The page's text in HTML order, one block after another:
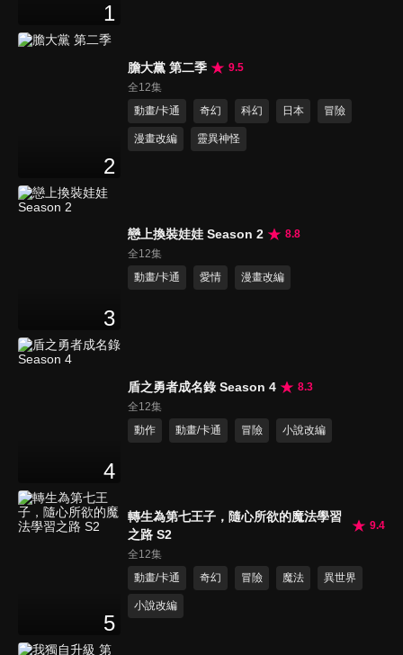
1
2
膽大黨 第二季
9.5
全12集
動畫/卡通
奇幻 科幻 日本 冒險
漫畫改編 靈異神怪
3
戀上換裝娃娃 Season 2
8.8
全12集
動畫/卡通
愛情 漫畫改編
4
盾之勇者成名錄 Season 4
8.3
全12集
動作
動畫/卡通 冒險 小說改編
5
轉生為第七王子，隨心所欲的魔法學習
之路 S2
9.4
全12集
動畫/卡通
奇幻 冒險 魔法 異世界
小說改編